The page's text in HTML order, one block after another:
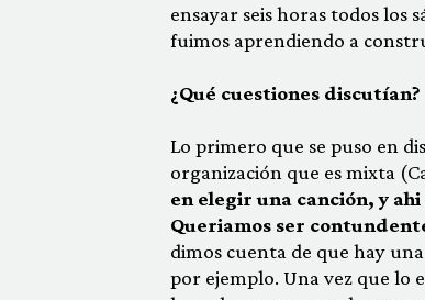
ensayar seis horas todos los
fuimos aprendiendo a
¿Qué cuestiones discutían?
Lo primero que se puso en
organización que es mixta
en elegir una canción, y
Queriamos ser
dimos cuenta de que hay
por ejemplo. Una vez que lo